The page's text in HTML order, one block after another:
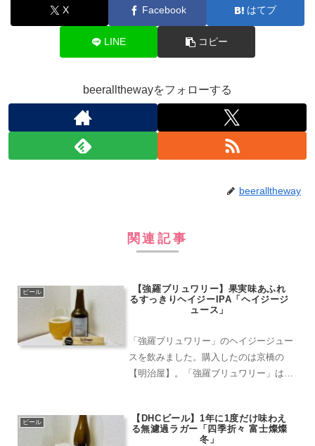
X Facebook はてブ
LINE コピー
beerallthewayをフォローする
beeralltheway
関連記事
ビール
【強羅ブリュワリー】果実味あふれ
るすっきりヘイジーIPA「ヘイジージ
ュース」
「強羅ブリュワリー」のヘイジージュー
スを飲みました。購入したのは京橋の
【明治屋】。「強羅ブリュワリー」は
レストランとして営業しています。早速
飲んでみましょう。外観は...
ビール
【DHCビール】1年に1度だけ味わえ
る無濾過ラガー「四季折々 富士燦燦
冬」